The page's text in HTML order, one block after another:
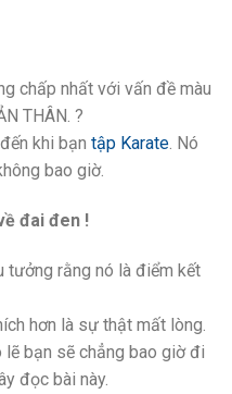
chấp nhất với vấn đề màu
THÂN. ?
khi bạn tập Karate. Nó
bao giờ.
đai đen !
tưởng rằng nó là điểm kết
hơn là sự thật mất lòng.
bạn sẽ chẳng bao giờ đi
đọc bài này.